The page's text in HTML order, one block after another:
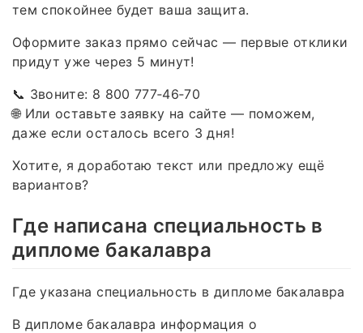
тем спокойнее будет ваша защита.
Оформите заказ прямо сейчас — первые отклики
придут уже через 5 минут!
📞 Звоните: 8 800 777‑46‑70
🌐 Или оставьте заявку на сайте — поможем,
даже если осталось всего 3 дня!
Хотите, я доработаю текст или предложу ещё
вариантов?
Где написана специальность в
дипломе бакалавра
Где указана специальность в дипломе бакалавра
В дипломе бакалавра информация о